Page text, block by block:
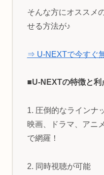
そんな方にオススメ
せる方法が♪
⇒ U-NEXTで今すぐ
■U-NEXTの特徴と利
1. 圧倒的なラインナ
映画、ドラマ、アニ
で網羅！
2. 同時視聴が可能